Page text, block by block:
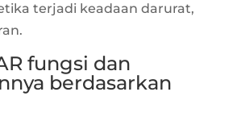
terjadi keadaan darurat,
fungsi dan
berdasarkan